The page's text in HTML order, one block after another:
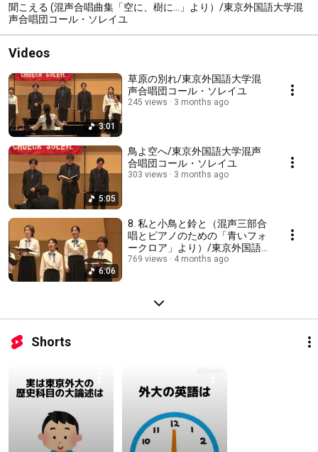
聞こえる (混声合唱曲集「空に、樹に...」より）/東京外国語大学混
声合唱団コール・ソレイユ
Videos
3:01
草原の別れ/東京外国語大学混
声合唱団コール・ソレイユ
245 views 3 months ago
5:05
鳥よ空へ/東京外国語大学混声
合唱団コール・ソレイユ
303 views 3 months ago
6:06
8. 私と小鳥と鈴と（混声三部合
唱とピアノのための「青いフォ
ークロア」より）/東京外国語
大学混声合唱団コール・
769 views 4 months ago
Shorts